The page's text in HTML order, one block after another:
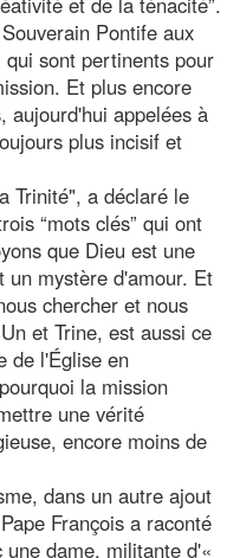
Pontife aux
sont pertinents pour
Et plus encore
appelées à
plus incisif et
Trinité", a déclaré le
“mots clés” qui ont
que Dieu est une
un mystère d'amour. Et
chercher et nous
et Trine, est aussi ce
de l'Église en
la mission
une vérité
encore moins de
dans un autre ajout
François a raconté
une dame, militante d'«